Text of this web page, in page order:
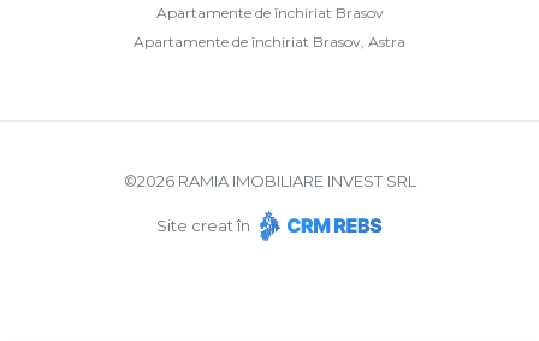
Apartamente de închiriat Brasov
Apartamente de închiriat Brasov, Astra
©2026RAMIA IMOBILIARE INVEST SRL
Site creat în